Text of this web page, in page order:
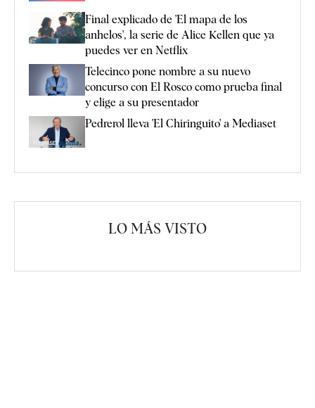
Final explicado de 'El mapa de los
anhelos', la serie de Alice Kellen que ya
puedes ver en Netflix
Telecinco pone nombre a su nuevo
concurso con El Rosco como prueba final
y elige a su presentador
Pedrerol lleva 'El Chiringuito' a Mediaset
LO MÁS VISTO